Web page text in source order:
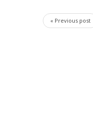
« Previous post